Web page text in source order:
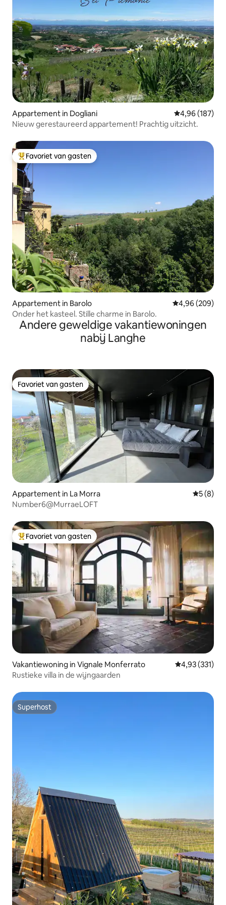
Appartement in Dogliani Gemiddelde
4,96 (187)
Nieuw gerestaureerd appartement! Prachtig uitzicht.
Topfavoriet van gasten
Favoriet van gasten
Appartement in Barolo Gemiddelde
4,96 (209)
Onder het kasteel. Stille charme in Barolo.
Andere geweldige vakantiewoningen
nabij Langhe
Favoriet van gasten
Favoriet van gasten
Appartement in La Morra
5 (8)
Number6@MurraeLOFT
Topfavoriet van gasten
Favoriet van gasten
Vakantiewoning in Vignale Monferrato Gemiddelde
4,93 (331)
Rustieke villa in de wijngaarden
Superhost
Superhost